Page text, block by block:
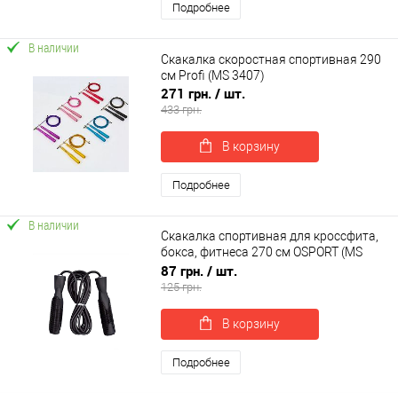
Подробнее
В наличии
Скакалка скоростная спортивная 290
см Profi (MS 3407)
271 грн. / шт.
433 грн.
В корзину
Подробнее
В наличии
Скакалка спортивная для кроссфита,
бокса, фитнеса 270 см OSPORT (MS
0190)
87 грн. / шт.
125 грн.
В корзину
Подробнее